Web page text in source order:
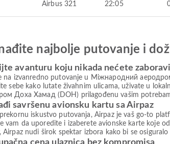
Airbus 321 22:05
najbolje putovanje i
avanturu koju nikada nećete
na izvanredno putovanje u Міжнародний
sebe kako lutate živahnim ulicama, uživate u
Доха Хамад (DOH) prilagođenu vašim
savršenu avionsku kartu sa Airpaz
iskustvo putovanja, Airpaz je vaš go-to
vam da uporedite i izaberete avionske karte koje
Airpaz nudi širok spektar izbora kako bi se